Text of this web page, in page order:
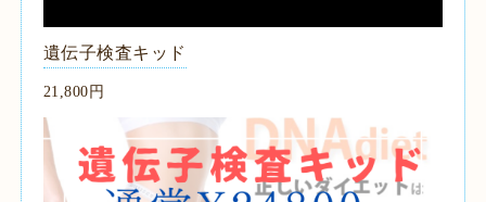
遺伝子検査キッド
21,800円